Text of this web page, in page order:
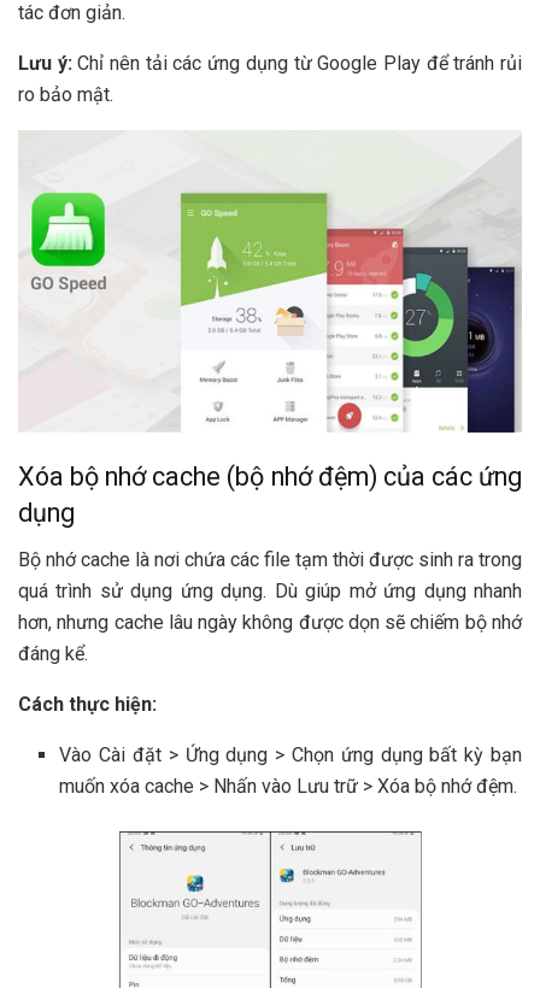
tác đơn giản.
Lưu ý:Chỉ nên tải các ứng dụng từ Google Play để tránh rủi
ro bảo mật.
Xóa bộ nhớ cache (bộ nhớ đệm) của các ứng
dụng
Bộ nhớ cache là nơi chứa các file tạm thời được sinh ra trong
quá trình sử dụng ứng dụng. Dù giúp mở ứng dụng nhanh
hơn, nhưng cache lâu ngày không được dọn sẽ chiếm bộ nhớ
đáng kể.
Cách thực hiện:
Vào Cài đặt > Ứng dụng > Chọn ứng dụng bất kỳ bạn
muốn xóa cache > Nhấn vào Lưu trữ > Xóa bộ nhớ đệm.